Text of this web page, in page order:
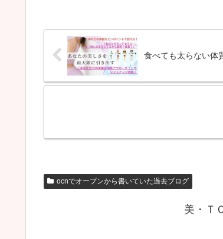
食べても太らない体
ocnでオープンから書いていた過去ブログ
美・Ｔ